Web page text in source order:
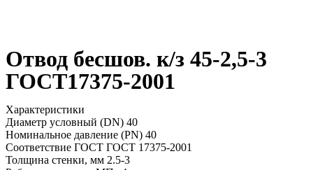
Отвод бесшов. к/з 45-2,5-3
ГОСТ17375-2001
Характеристики
Диаметр условный (DN) 40
Номинальное давление (PN) 40
Соответствие ГОСТ ГОСТ 17375-2001
Толщина стенки, мм 2.5-3